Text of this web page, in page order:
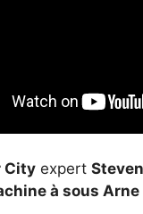
City expert
à sous Arne